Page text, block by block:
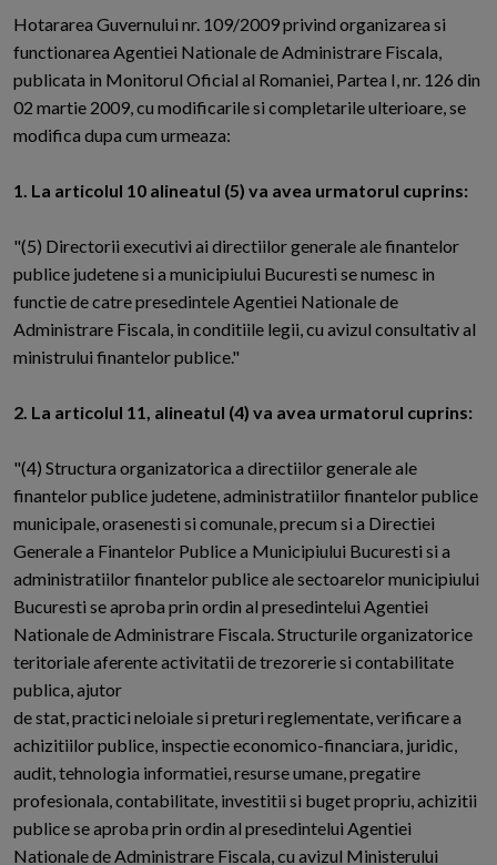
Hotararea Guvernului nr. 109/2009 privind organizarea si
functionarea Agentiei Nationale de Administrare Fiscala,
publicata in Monitorul Oficial al Romaniei, Partea I, nr. 126 din
02 martie 2009, cu modificarile si completarile ulterioare, se
modifica dupa cum urmeaza:
1. La articolul 10 alineatul (5) va avea urmatorul cuprins:
"(5) Directorii executivi ai directiilor generale ale finantelor
publice judetene si a municipiului Bucuresti se numesc in
functie de catre presedintele Agentiei Nationale de
Administrare Fiscala, in conditiile legii, cu avizul consultativ al
ministrului finantelor publice."
2. La articolul 11, alineatul (4) va avea urmatorul cuprins:
"(4) Structura organizatorica a directiilor generale ale
finantelor publice judetene, administratiilor finantelor publice
municipale, orasenesti si comunale, precum si a Directiei
Generale a Finantelor Publice a Municipiului Bucuresti si a
administratiilor finantelor publice ale sectoarelor municipiului
Bucuresti se aproba prin ordin al presedintelui Agentiei
Nationale de Administrare Fiscala. Structurile organizatorice
teritoriale aferente activitatii de trezorerie si contabilitate
publica, ajutor
de stat, practici neloiale si preturi reglementate, verificare a
achizitiilor publice, inspectie economico-financiara, juridic,
audit, tehnologia informatiei, resurse umane, pregatire
profesionala, contabilitate, investitii si buget propriu, achizitii
publice se aproba prin ordin al presedintelui Agentiei
Nationale de Administrare Fiscala, cu avizul Ministerului